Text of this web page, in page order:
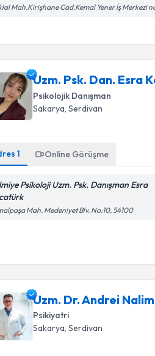
Mah.Kirişhane Cad.Kemal Yener İş Merkezi
Uzm. Psk. Dan. Esra
Psikolojik Danışman
Sakarya , Serdivan
1 Online Görüşme
Psikoloji Uzm. Psk. Danışman Esra
Mah. Medeniyet Blv. No:10, 54100
Uzm. Dr. Andrei
Psikiyatri
Sakarya, Serdivan